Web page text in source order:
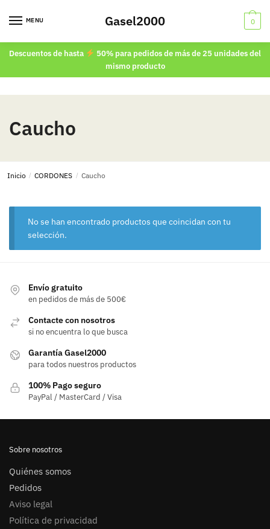
MENU Gasel2000 0
Descuentos de hasta
50% para pedidos de más de 25 unidades del
mismo producto
Caucho
Inicio / CORDONES / Caucho
No se han encontrado productos que coincidan con tu
selección.
Envío gratuito
en pedidos de más de 500€
Contacte con nosotros
si no encuentra lo que busca
Garantía Gasel2000
para todos nuestros productos
100% Pago seguro
PayPal / MasterCard / Visa
Sobre nosotros
Quiénes somos
Pedidos
Aviso legal
Política de privacidad